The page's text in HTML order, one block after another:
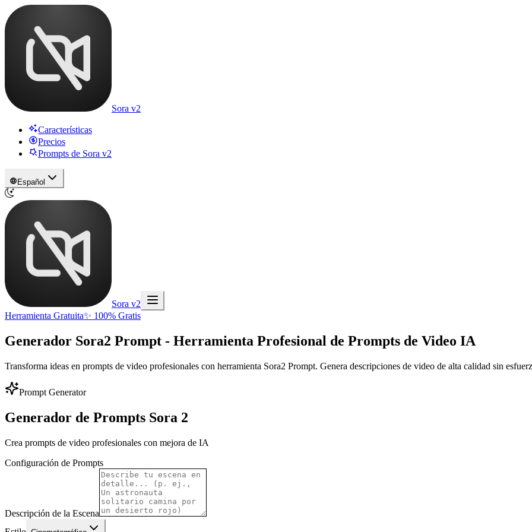
Sora v2
Características
Precios
Prompts de Sora v2
Español
Sora v2
Herramienta Gratuita✨ 100% Gratis
Generador Sora2 Prompt - Herramienta Profesional de Prompts de Video IA
Transforma ideas en prompts de video profesionales con herramienta Sora2 Prompt. Genera descripciones de video de alta calidad sin
Prompt Generator
Generador de Prompts Sora 2
Crea prompts de video profesionales con mejora de IA
Configuración de Prompts
Descripción de la Escena